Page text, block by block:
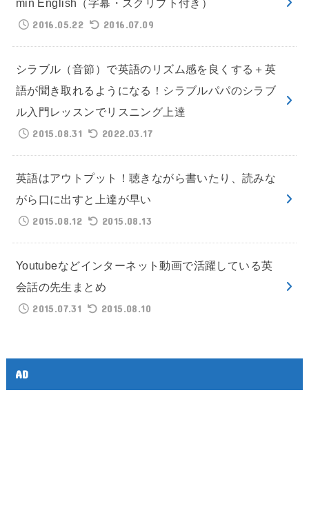
min English（字幕・スクリプト付き）
2016.05.22
2016.07.09
シラブル（音節）で英語のリズム感を良くする＋英
語が聞き取れるようになる！シラブルパパのシラブ
ル入門レッスンでリスニング上達
2015.08.31
2022.03.17
英語はアウトプット！聴きながら書いたり、読みな
がら口に出すと上達が早い
2015.08.12
2015.08.13
Youtubeなどインターネット動画で活躍している英
会話の先生まとめ
2015.07.31
2015.08.10
AD